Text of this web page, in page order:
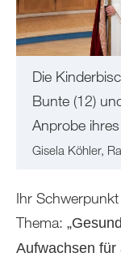
Die
Bunte (12)
Anprobe
Gisela Köhler,
Ihr
Thema:
Aufwachsen für